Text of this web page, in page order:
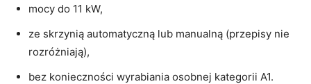
mocy do 11 kW,
ze skrzynią automatyczną lub manualną (przepisy nie
rozróżniają),
bez konieczności wyrabiania osobnej kategorii A1.